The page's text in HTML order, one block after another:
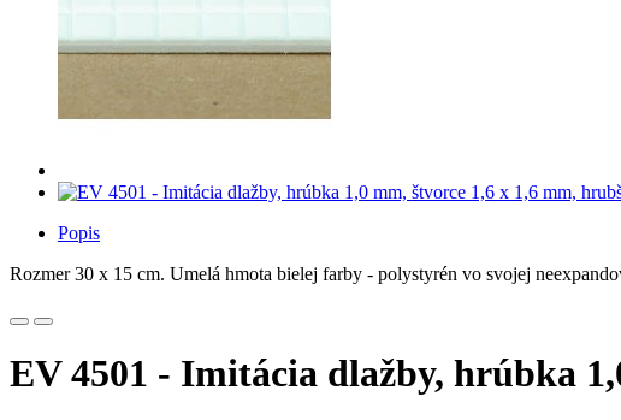
Popis
Rozmer 30 x 15 cm. Umelá hmota bielej farby - polystyrén vo svojej
EV 4501 - Imitácia dlažby, hrúbka